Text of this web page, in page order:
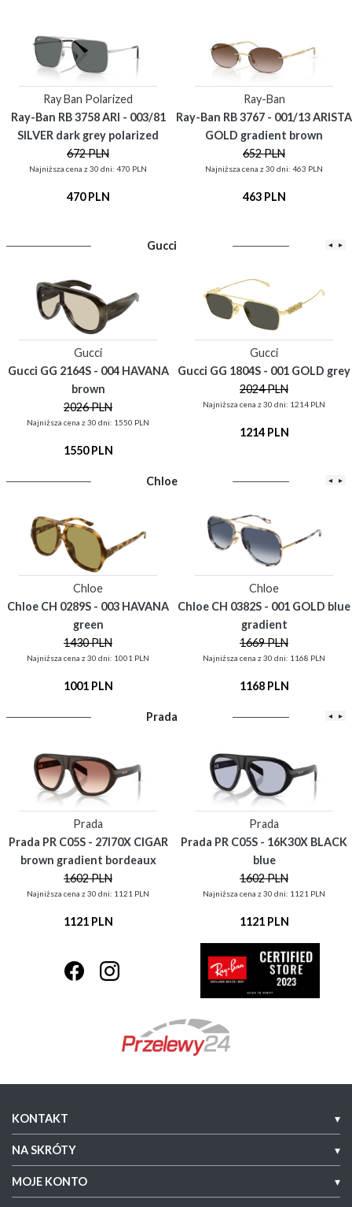
Ray Ban Polarized
Ray-Ban RB 3758 ARI - 003/81
SILVER dark grey polarized
672 PLN
Najniższa cena z 30 dni: 470 PLN
470 PLN
Ray-Ban
Ray-Ban RB 3767 - 001/13 ARISTA
GOLD gradient brown
652 PLN
Najniższa cena z 30 dni: 463 PLN
463 PLN
Gucci ◂ ▸
Gucci
Gucci GG 2164S - 004 HAVANA
brown
2026 PLN
Najniższa cena z 30 dni: 1550 PLN
1550 PLN
Gucci
Gucci GG 1804S - 001 GOLD grey
2024 PLN
Najniższa cena z 30 dni: 1214 PLN
1214 PLN
Chloe ◂ ▸
Chloe
Chloe CH 0289S - 003 HAVANA
green
1430 PLN
Najniższa cena z 30 dni: 1001 PLN
1001 PLN
Chloe
Chloe CH 0382S - 001 GOLD blue
gradient
1669 PLN
Najniższa cena z 30 dni: 1168 PLN
1168 PLN
Prada ◂ ▸
Prada
Prada PR C05S - 27I70X CIGAR
brown gradient bordeaux
1602 PLN
Najniższa cena z 30 dni: 1121 PLN
1121 PLN
Prada
Prada PR C05S - 16K30X BLACK
blue
1602 PLN
Najniższa cena z 30 dni: 1121 PLN
1121 PLN
KONTAKT ▾
NA SKRÓTY ▾
MOJE KONTO ▾